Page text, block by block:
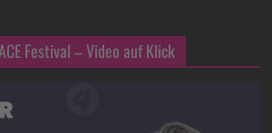
Festival – Video auf Klick